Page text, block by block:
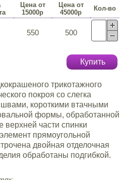
Цена от
15000р
Цена от
45000р
Кол-во
550 500
Купить
трикотажного
покроя со слегка
короткими втачными
формы, обработанной
верхней части спинки
прямоугольной
двойная отделочная
обработаны подгибкой.